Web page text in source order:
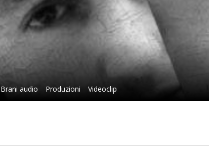
Brani audio Produzioni Videoclip